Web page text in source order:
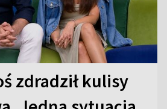
zdradził kulisy